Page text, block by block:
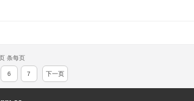
条每页
6 7 下一页